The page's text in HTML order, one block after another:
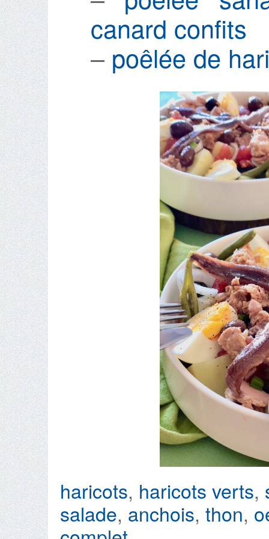
canard confits
– poêlée de
haricots, haricots verts,
salade, anchois, thon,